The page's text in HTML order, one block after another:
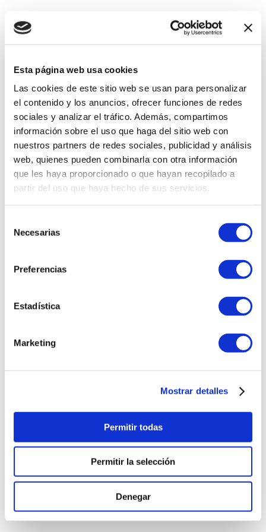
Esta página web usa cookies
Las cookies de este sitio web se usan para personalizar
el contenido y los anuncios, ofrecer funciones de redes
sociales y analizar el tráfico. Además, compartimos
información sobre el uso que haga del sitio web con
nuestros partners de redes sociales, publicidad y análisis
web, quienes pueden combinarla con otra información
que les haya proporcionado o que hayan recopilado a
partir del uso que haya hecho de sus servicios.
Necesarias
Preferencias
Estadística
Marketing
Mostrar detalles
Permitir todas
Permitir la selección
Denegar